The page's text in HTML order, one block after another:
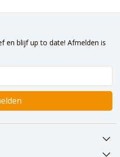
en blijf up to date! Afmelden is